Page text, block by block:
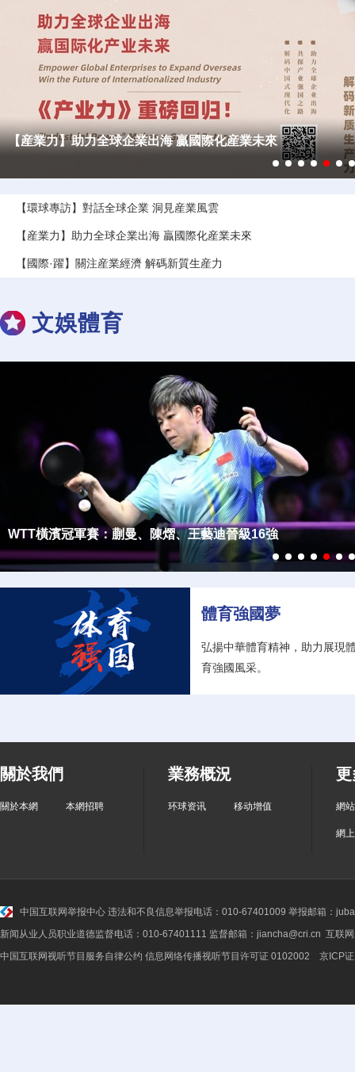
【專題】“萬千氣象看北京·解碼新質生産力”網上主題宣傳活動
【環球專訪】對話全球企業 洞見産業風雲
【産業力】助力全球企業出海 贏國際化産業未來
【國際·躍】關注産業經濟 解碼新質生産力
【新質生産力】未來産業 跑出“加速度”
【新質生産力】“迪拜人工智能周”在阿聯酋迪拜開幕
【新質生産力】用人工智能解鎖高品質發展密碼
【新質生産力】人形機器人進廠“打工”記
【新質生産力】寧德時代發佈3款電池新品
【新質生産力】“鯤龍”獲得市場“準入證”
【新質生産力】豆包深度思考模型發佈
文娛體育
加拿大國家銀行網球公開賽：商竣程晉級男單第三輪
體育強國夢
弘揚中華體育精神，助力展現
育強國風采。
關於我們
關於本網 本網招聘
業務概況
环球资讯 移动增值 網
網
中国互联网举报中心 违法和不良信息举报电话：010-67401009 举报邮箱：
新闻从业人员职业道德监督电话：010-67401111 监督邮箱：jiancha@cri.cn 互联
中国互联网视听节目服务自律公约 信息网络传播视听节目许可证 0102002 京ICP